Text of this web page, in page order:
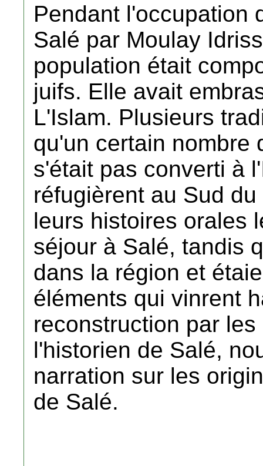
Pendant l'occupation
Salé par Moulay
population était
juifs. Elle avait
L'Islam. Plusieurs
qu'un certain nombre
s'était pas converti à
réfugièrent au Sud
leurs histoires orales
séjour à Salé, tandis
dans la région et
éléments qui vinrent
reconstruction par
l'historien de Salé,
narration sur les
de Salé.